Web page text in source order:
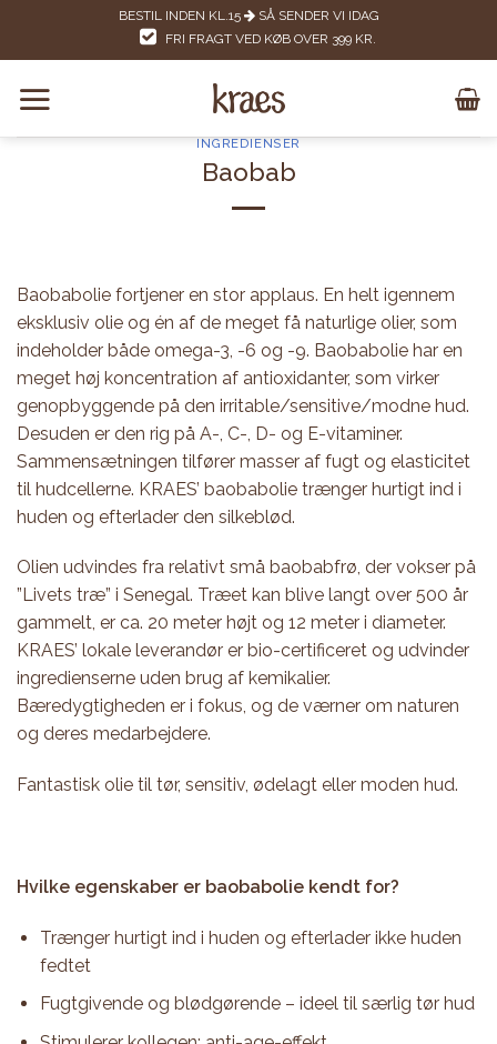
BESTIL INDEN KL.15
SÅ SENDER VI IDAG
FRI FRAGT VED KØB OVER 399 KR.
INGREDIENSER
Baobab
Baobabolie fortjener en stor applaus. En helt igennem
eksklusiv olie og én af de meget få naturlige olier, som
indeholder både omega-3, -6 og -9. Baobabolie har en
meget høj koncentration af antioxidanter, som virker
genopbyggende på den irritable/sensitive/modne hud.
Desuden er den rig på A-, C-, D- og E-vitaminer.
Sammensætningen tilfører masser af fugt og elasticitet
til hudcellerne. KRAES’ baobabolie trænger hurtigt ind i
huden og efterlader den silkeblød.
Olien udvindes fra relativt små baobabfrø, der vokser på
”Livets træ” i Senegal. Træet kan blive langt over 500 år
gammelt, er ca. 20 meter højt og 12 meter i diameter.
KRAES’ lokale leverandør er bio-certificeret og udvinder
ingredienserne uden brug af kemikalier.
Bæredygtigheden er i fokus, og de værner om naturen
og deres medarbejdere.
Fantastisk olie til tør, sensitiv, ødelagt eller moden hud.
Hvilke egenskaber er baobabolie kendt for?
Trænger hurtigt ind i huden og efterlader ikke huden
fedtet
Fugtgivende og blødgørende – ideel til særlig tør hud